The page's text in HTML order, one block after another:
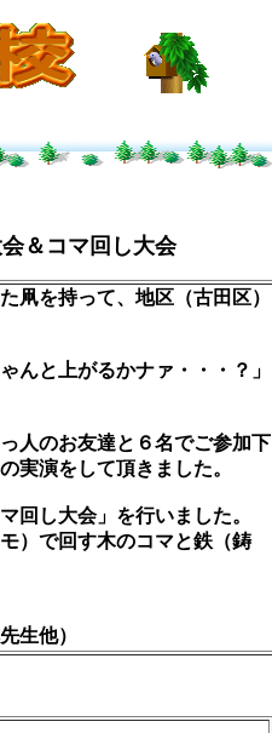
＆コマ回し大会
を持って、地区（古田区）
んと上がるかナァ・・・？」
人のお友達と６名でご参加下
実演をして頂きました。
回し大会」を行いました。
）で回す木のコマと鉄（鋳
他）